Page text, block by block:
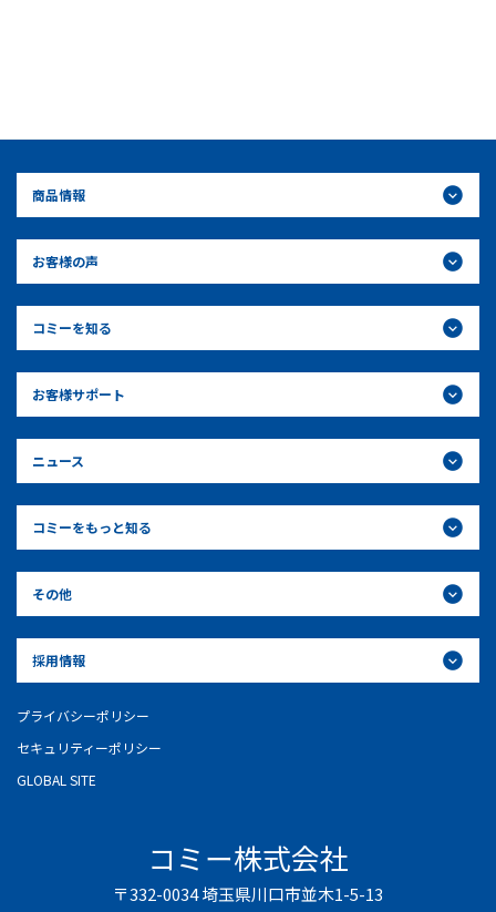
商品情報
お客様の声
コミーを知る
お客様サポート
ニュース
コミーをもっと知る
その他
採用情報
プライバシーポリシー
セキュリティーポリシー
GLOBAL SITE
コミー株式会社
〒332-0034 埼玉県川口市並木1-5-13